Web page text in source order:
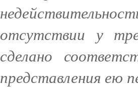
отсутствии у
сделано
представления ею